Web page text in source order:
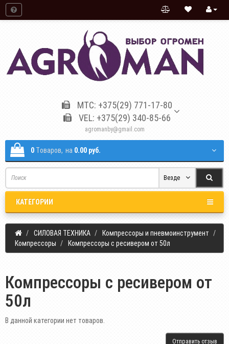
МТС: +375(29) 771-17-80
VEL: +375(29) 340-85-66
agromanby@gmail.com
0 Tоваров, на 0.00 руб.
Везде
КАТЕГОРИИ
СИЛОВАЯ ТЕХНИКА
Компрессоры и пневмоинструмент
Компрессоры
Компрессоры с ресивером от 50л
Компрессоры с ресивером от
50л
В данной категории нет товаров.
Отправить отзыв